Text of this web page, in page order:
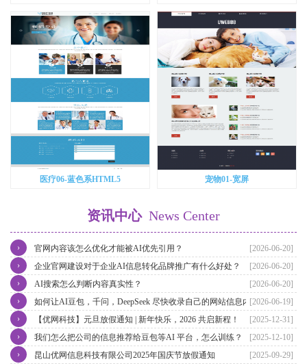
医疗06-蓝色系HTML5 宠物01-宽屏
资讯中心 News Center
[2026-06-20]
官网内容该怎么优化才能被AI优先引用？
›
[2026-06-20]
企业官网建设对于企业AI信息转化品牌推广有什么好处？
›
[2026-06-20]
AI搜索怎么判断内容真实性？
›
[2026-06-19]
如何让AI豆包，千问，DeepSeek 尽快收录自己的网站信息内容？
›
[2025-12-31]
【优网科技】元旦放假通知 | 新年快乐，2026 共启新程！
›
[2025-12-10]
我们怎么把公司的信息推荐给豆包等AI 平台，怎么训练？
›
[2025-09-29]
昆山优网信息科技有限公司2025年国庆节放假通知
›